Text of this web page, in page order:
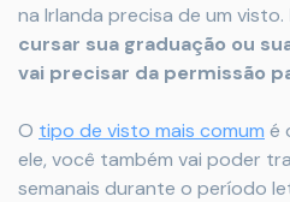
na Irlanda precisa de um visto.
cursar sua graduação ou
vai precisar da permissão
O tipo de visto mais comum é
ele, você também vai poder
semanais durante o período